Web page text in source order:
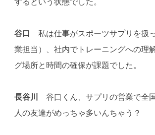
谷口
私は仕事がスポーツサプリを扱
業担当）、社内でトレーニングへの理
グ場所と時間の確保が課題でした。
長谷川
谷口くん、サプリの営業で全
人の友達がめっちゃ多いんちゃう？